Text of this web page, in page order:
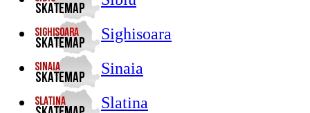
Sighisoara
Sinaia
Slatina